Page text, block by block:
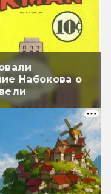
Набокова о